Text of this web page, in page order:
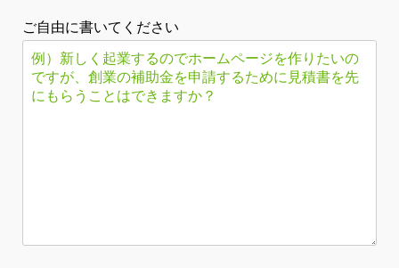
ご自由に書いてください